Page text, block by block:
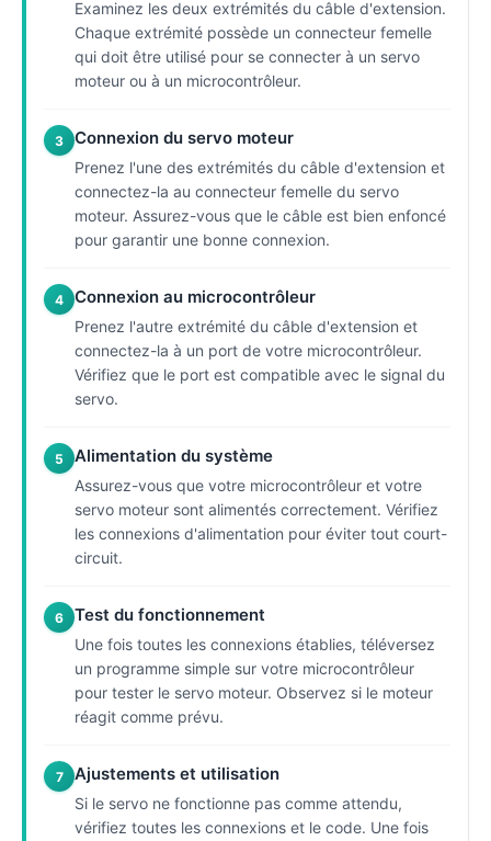
Examinez les deux extrémités du câble d'extension.
Chaque extrémité possède un connecteur femelle
qui doit être utilisé pour se connecter à un servo
moteur ou à un microcontrôleur.
3 Connexion du servo moteur
Prenez l'une des extrémités du câble d'extension et
connectez-la au connecteur femelle du servo
moteur. Assurez-vous que le câble est bien enfoncé
pour garantir une bonne connexion.
4 Connexion au microcontrôleur
Prenez l'autre extrémité du câble d'extension et
connectez-la à un port de votre microcontrôleur.
Vérifiez que le port est compatible avec le signal du
servo.
5 Alimentation du système
Assurez-vous que votre microcontrôleur et votre
servo moteur sont alimentés correctement. Vérifiez
les connexions d'alimentation pour éviter tout court-
circuit.
6 Test du fonctionnement
Une fois toutes les connexions établies, téléversez
un programme simple sur votre microcontrôleur
pour tester le servo moteur. Observez si le moteur
réagit comme prévu.
7 Ajustements et utilisation
Si le servo ne fonctionne pas comme attendu,
vérifiez toutes les connexions et le code. Une fois